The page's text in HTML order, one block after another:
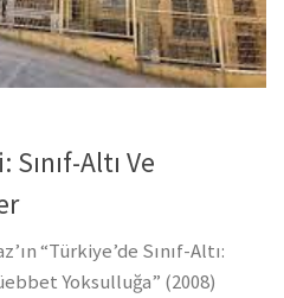
Altı Ve
“Türkiye’de Sınıf-Altı:
Yoksulluğa” (2008)